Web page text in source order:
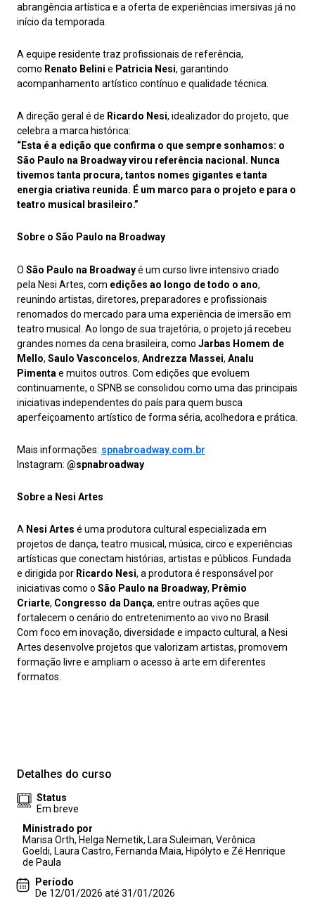
abrangência artística e a oferta de experiências imersivas já no
início da temporada.
A equipe residente traz profissionais de referência,
como Renato Belini e Patricia Nesi, garantindo
acompanhamento artístico contínuo e qualidade técnica.
A direção geral é de Ricardo Nesi, idealizador do projeto, que
celebra a marca histórica:
“Esta é a edição que confirma o que sempre sonhamos: o
São Paulo na Broadway virou referência nacional. Nunca
tivemos tanta procura, tantos nomes gigantes e tanta
energia criativa reunida. É um marco para o projeto e para o
teatro musical brasileiro.”
Sobre o São Paulo na Broadway
O São Paulo na Broadwayé um curso livre intensivo criado
pela Nesi Artes, com edições ao longo de todo o ano,
reunindo artistas, diretores, preparadores e profissionais
renomados do mercado para uma experiência de imersão em
teatro musical. Ao longo de sua trajetória, o projeto já recebeu
grandes nomes da cena brasileira, como Jarbas Homem de
Mello, Saulo Vasconcelos, Andrezza Massei, Analu
Pimenta e muitos outros. Com edições que evoluem
continuamente, o SPNB se consolidou como uma das principais
iniciativas independentes do país para quem busca
aperfeiçoamento artístico de forma séria, acolhedora e prática.
Mais informações: spnabroadway.com.br
Instagram: @spnabroadway
Sobre a Nesi Artes
A Nesi Artes é uma produtora cultural especializada em
projetos de dança, teatro musical, música, circo e experiências
artísticas que conectam histórias, artistas e públicos. Fundada
e dirigida por Ricardo Nesi, a produtora é responsável por
iniciativas como o São Paulo na Broadway, Prêmio
Criarte, Congresso da Dança, entre outras ações que
fortalecem o cenário do entretenimento ao vivo no Brasil.
Com foco em inovação, diversidade e impacto cultural, a Nesi
Artes desenvolve projetos que valorizam artistas, promovem
formação livre e ampliam o acesso à arte em diferentes
formatos.
Detalhes do curso
Status
Em breve
Ministrado por
Marisa Orth, Helga Nemetik, Lara Suleiman, Verônica
Goeldi, Laura Castro, Fernanda Maia, Hipólyto e Zé Henrique
de Paula
Período
De 12/01/2026 até 31/01/2026